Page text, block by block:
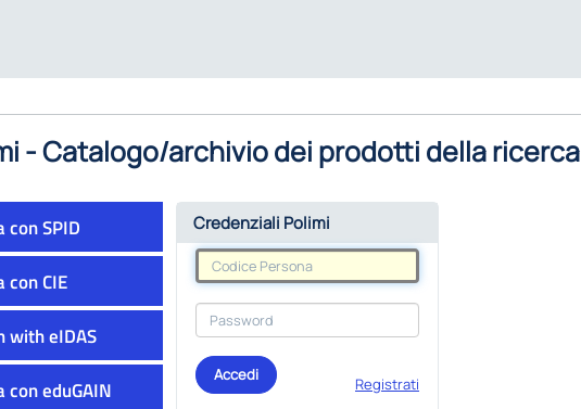
- Catalogo/archivio dei prodotti della ricerca
con SPID
con CIE
with eIDAS
con eduGAIN
Credenziali Polimi
Accedi
Registrati